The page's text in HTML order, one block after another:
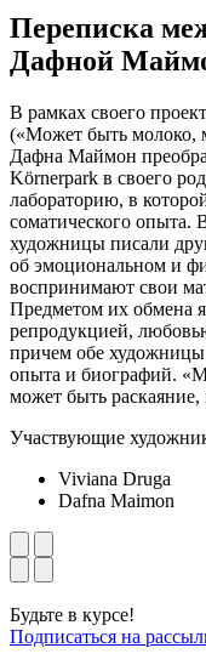
Переписка
Дафной
В рамках своего
(«Может быть молоко,
Дафна Маймон
Körnerpark в своего
лабораторию, в
соматического опыта.
художницы писали
об эмоциональном и
воспринимают свои
Предметом их обмена
репродукцией,
причем обе художницы
опыта и биографий.
может быть
Участвующие
Viviana Druga
Dafna Maimon
Будьте в курсе!
Подписаться на